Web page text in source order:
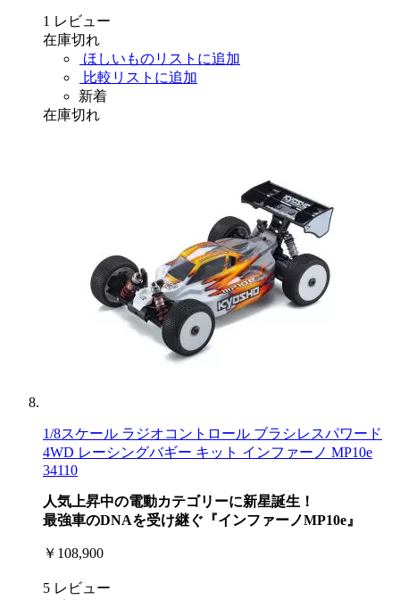
1 レビュー
在庫切れ
ほしいものリストに追加
比較リストに追加
新着
在庫切れ
1/8スケール ラジオコントロール ブラシレスパワード
4WD レーシングバギー キット インファーノ MP10e
34110
人気上昇中の電動カテゴリーに新星誕生！
最強車のDNAを受け継ぐ『インファーノMP10e』
￥108,900
5 レビュー